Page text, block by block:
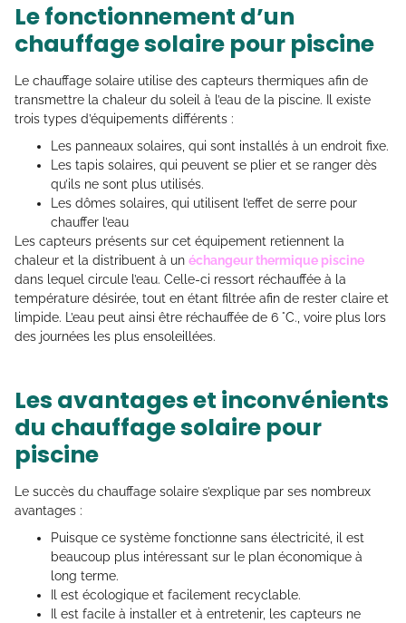
Le fonctionnement d’un
chauffage solaire pour piscine
Le chauffage solaire utilise des capteurs thermiques afin de
transmettre la chaleur du soleil à l’eau de la piscine. Il existe
trois types d’équipements différents :
Les panneaux solaires, qui sont installés à un endroit fixe.
Les tapis solaires, qui peuvent se plier et se ranger dès
qu’ils ne sont plus utilisés.
Les dômes solaires, qui utilisent l’effet de serre pour
chauffer l’eau
Les capteurs présents sur cet équipement retiennent la
chaleur et la distribuent à un échangeur thermique piscine
dans lequel circule l’eau. Celle-ci ressort réchauffée à la
température désirée, tout en étant filtrée afin de rester claire et
limpide. L’eau peut ainsi être réchauffée de 6 °C., voire plus lors
des journées les plus ensoleillées.
Les avantages et inconvénients
du chauffage solaire pour
piscine
Le succès du chauffage solaire s’explique par ses nombreux
avantages :
Puisque ce système fonctionne sans électricité, il est
beaucoup plus intéressant sur le plan économique à
long terme.
Il est écologique et facilement recyclable.
Il est facile à installer et à entretenir, les capteurs ne